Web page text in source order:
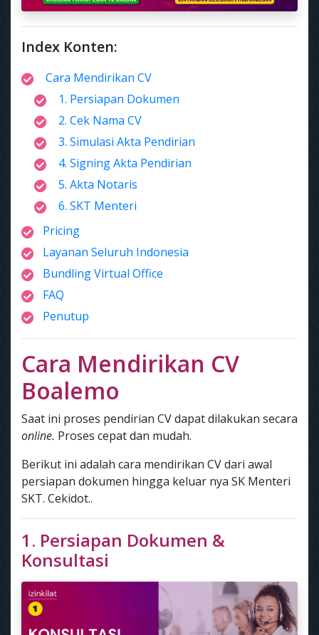
Index Konten:
Cara Mendirikan CV
1. Persiapan Dokumen
2. Cek Nama CV
3. Simulasi Akta Pendirian
4. Signing Akta Pendirian
5. Akta Notaris
6. SKT Menteri
Pricing
Layanan Seluruh Indonesia
Bundling Virtual Office
FAQ
Penutup
Cara Mendirikan CV
Boalemo
Saat ini proses pendirian CV dapat dilakukan secara
online. Proses cepat dan mudah.
Berikut ini adalah cara mendirikan CV dari awal
persiapan dokumen hingga keluar nya SK Menteri
SKT. Cekidot..
1. Persiapan Dokumen &
Konsultasi